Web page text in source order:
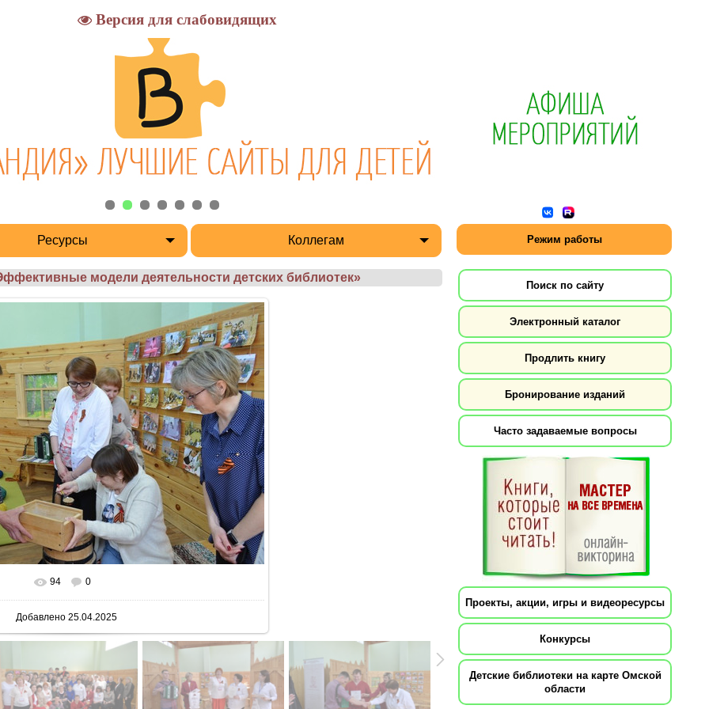
Версия для слабовидящих
Ресурсы Коллегам Режим работы
модели деятельности детских библиотек»
размере 800x530
94 0
Добавлено 25.04.2025
Поиск по сайту
Электронный каталог
Продлить книгу
Бронирование изданий
Часто задаваемые вопросы
Проекты, акции, игры и видеоресурсы
Конкурсы
Детские библиотеки на карте Омской
области